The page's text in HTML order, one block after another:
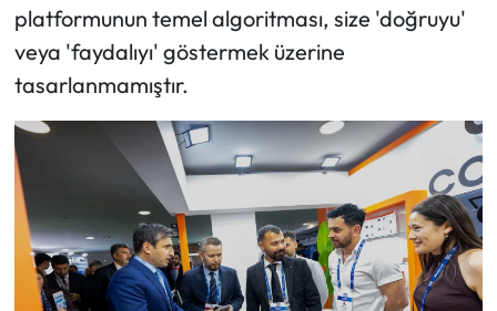
platformunun temel algoritması, size 'doğruyu'
veya 'faydalıyı' göstermek üzerine
tasarlanmamıştır.